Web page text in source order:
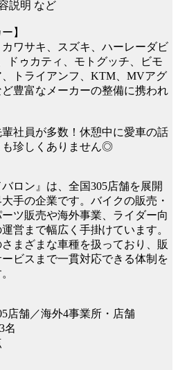
説明 など
】
ワサキ、スズキ、ハーレーダビ
ドゥカティ、モトグッチ、ビモ
トライアンフ、KTM、MVアグ
豊富なメーカーの整備に携われ
社員が多数！休憩中に愛車の話
も珍しくありません◎
バロン』は、全国305店舗を展開
手の企業です。バイクの販売・
ツ販売や海外事業、ライダー向
営まで幅広く手掛けています。
まざまな車種を扱っており、販
ビスまで一貫対応できる体制を
店舗／海外4事業所・店舗
名